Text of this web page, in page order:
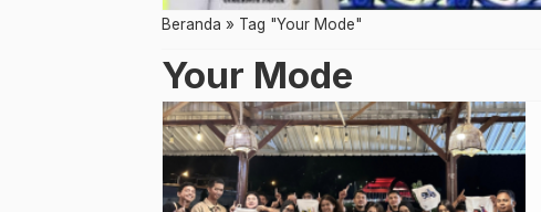
Beranda » Tag "Your Mode"
Your Mode